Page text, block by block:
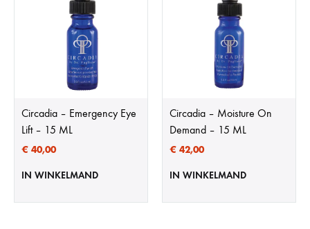
Circadia – Emergency Eye
Lift – 15 ML
€ 40,00
IN WINKELMAND
Circadia – Moisture On
Demand – 15 ML
€ 42,00
IN WINKELMAND